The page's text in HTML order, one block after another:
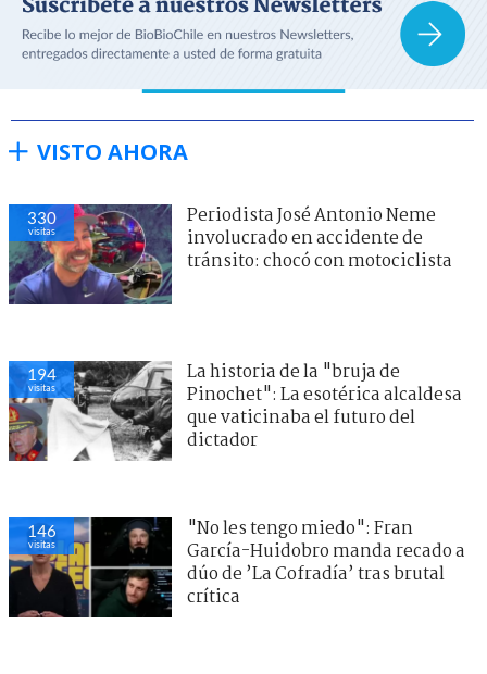
VISTO AHORA
330
visitas
Periodista José Antonio Neme
involucrado en accidente de
tránsito: chocó con motociclista
194
visitas
La historia de la "bruja de
Pinochet": La esotérica alcaldesa
que vaticinaba el futuro del
dictador
146
visitas
"No les tengo miedo": Fran
García-Huidobro manda recado a
dúo de ’La Cofradía’ tras brutal
crítica